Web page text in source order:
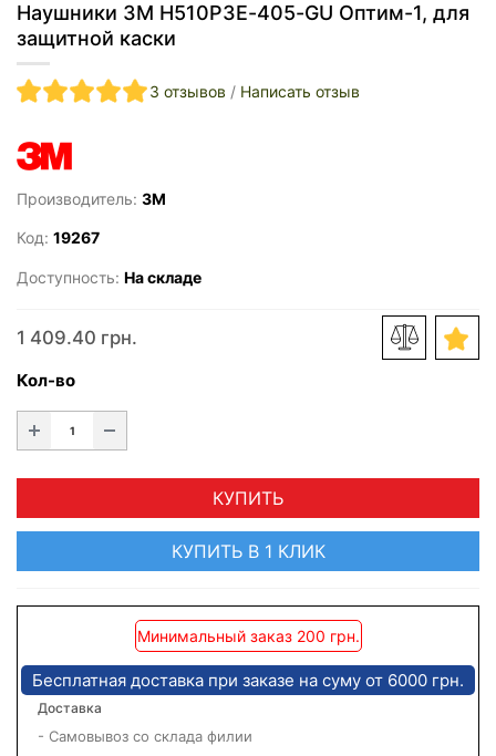
Наушники 3M H510P3E-405-GU Оптим-1, для
защитной каски
3 отзывов / Написать отзыв
Производитель: 3M
Код: 19267
Доступность: На складе
1 409.40 грн.
Кол-во
КУПИТЬ
КУПИТЬ В 1 КЛИК
Минимальный заказ 200 грн.
Бесплатная доставка при заказе на суму от 6000 грн.
Доставка
- Самовывоз со склада филии